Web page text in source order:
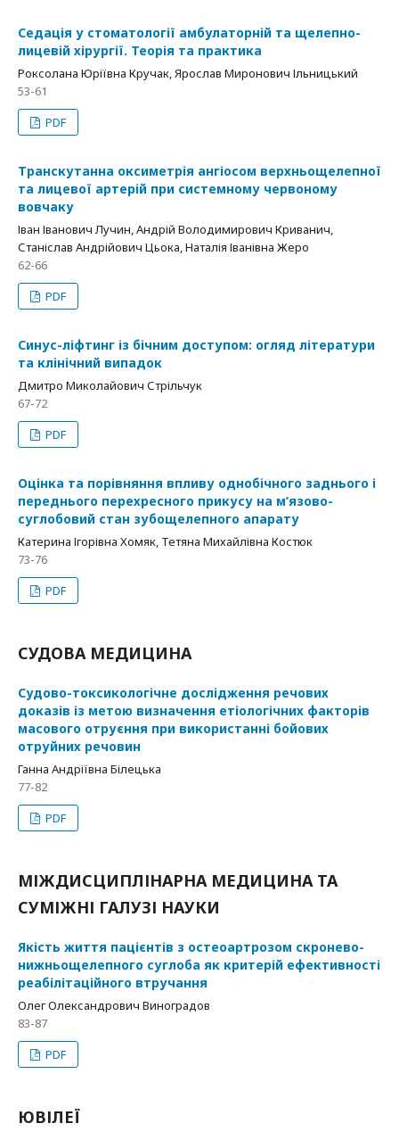
Седація у стоматології амбулаторній та щелепно-
лицевій хірургії. Теорія та практика
Роксолана Юріївна Кручак, Ярослав Миронович Ільницький
53-61
PDF
Транскутанна оксиметрія ангіосом верхньощелепної
та лицевої артерій при системному червоному
вовчаку
Іван Іванович Лучин, Андрій Володимирович Криванич,
Станіслав Андрійович Цьока, Наталія Іванівна Жеро
62-66
PDF
Синус-ліфтинг із бічним доступом: огляд літератури
та клінічний випадок
Дмитро Миколайович Стрільчук
67-72
PDF
Оцінка та порівняння впливу однобічного заднього і
переднього перехресного прикусу на м’язово-
суглобовий стан зубощелепного апарату
Катерина Ігорівна Хомяк, Тетяна Михайлівна Костюк
73-76
PDF
СУДОВА МЕДИЦИНА
Судово-токсикологічне дослідження речових
доказів із метою визначення етіологічних факторів
масового отруєння при використанні бойових
отруйних речовин
Ганна Андріївна Білецька
77-82
PDF
МІЖДИСЦИПЛІНАРНА МЕДИЦИНА ТА
СУМІЖНІ ГАЛУЗІ НАУКИ
Якість життя пацієнтів з остеоартрозом скронево-
нижньощелепного суглоба як критерій ефективності
реабілітаційного втручання
Олег Олександрович Виноградов
83-87
PDF
ЮВІЛЕЇ